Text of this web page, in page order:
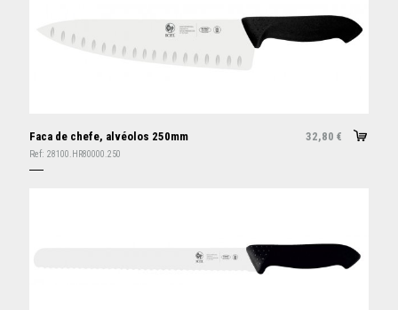
Faca de chefe, alvéolos 250mm 32,80 €
Ref: 28100.HR80000.250